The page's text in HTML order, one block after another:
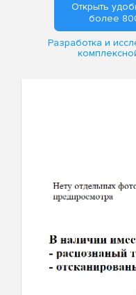
Открыть
более
Разработка и